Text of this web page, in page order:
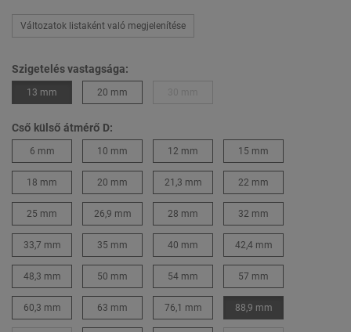
Változatok listaként való megjelenítése
Szigetelés vastagsága:
13 mm 20 mm
Cső külső átmérő D:
6 mm 10 mm 12 mm 15 mm
18 mm 20 mm 21,3 mm 22 mm
25 mm 26,9 mm 28 mm 32 mm
33,7 mm 35 mm 40 mm 42,4 mm
48,3 mm 50 mm 54 mm 57 mm
60,3 mm 63 mm 76,1 mm 88,9 mm